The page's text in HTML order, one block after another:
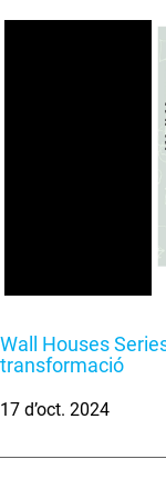
Wall Houses
transformació
17 d’oct. 2024